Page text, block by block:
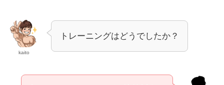
kaito
トレーニングはどうでしたか？